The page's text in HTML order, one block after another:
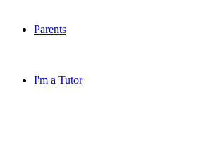
Parents
I'm a Tutor